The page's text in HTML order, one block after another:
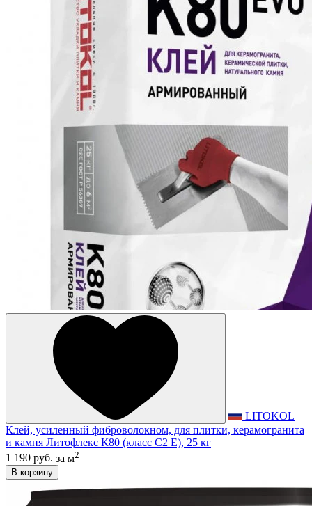
LITOKOL
Клей, усиленный фиброволокном, для плитки, керамогранита
и камня Литофлекс К80 (класс С2 E), 25 кг
1 190 руб. за м2
В корзину